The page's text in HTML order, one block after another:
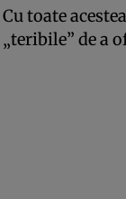
Cu toate
„teribile” de a